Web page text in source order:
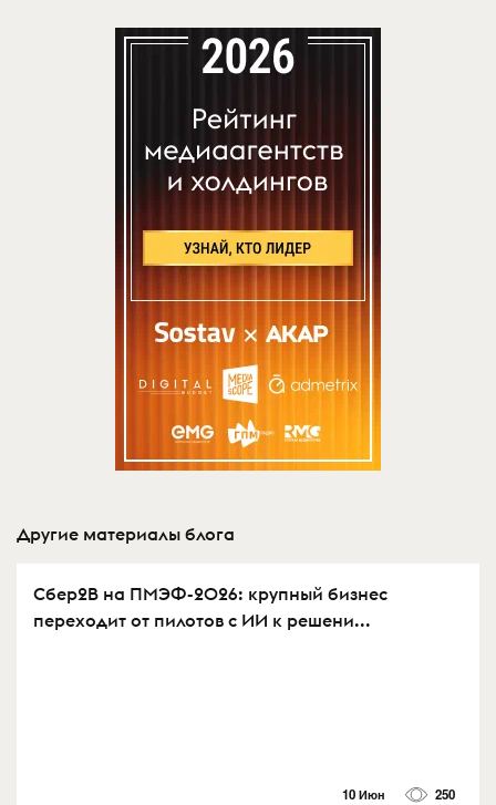
Другие материалы блога
Сбер2B на ПМЭФ-2026: крупный бизнес
переходит от пилотов с ИИ к решени...
10 Июн 250